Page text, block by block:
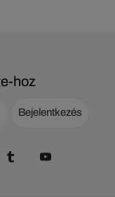
hoz
Bejelentkezés